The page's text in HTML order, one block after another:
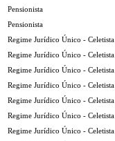
Pensionista
Pensionista
Regime Jurídico Único - Celetista
Regime Jurídico Único - Celetista
Regime Jurídico Único - Celetista
Regime Jurídico Único - Celetista
Regime Jurídico Único - Celetista
Regime Jurídico Único - Celetista
Regime Jurídico Único - Celetista